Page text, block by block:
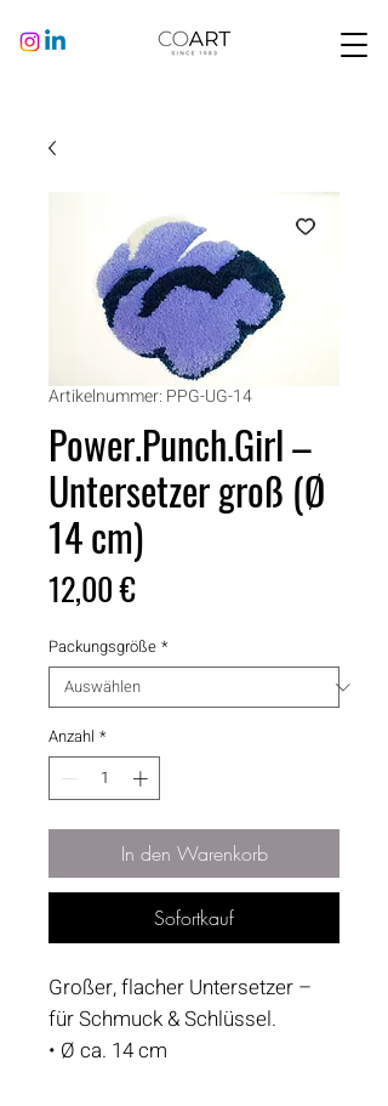
Artikelnummer: PPG-UG-14
Power.Punch.Girl –
Untersetzer groß (Ø
14 cm)
12,00 €Preis
Packungsgröße *
Anzahl *
In den Warenkorb
Sofortkauf
Großer, flacher Untersetzer –
für Schmuck & Schlüssel.
• Ø ca. 14 cm